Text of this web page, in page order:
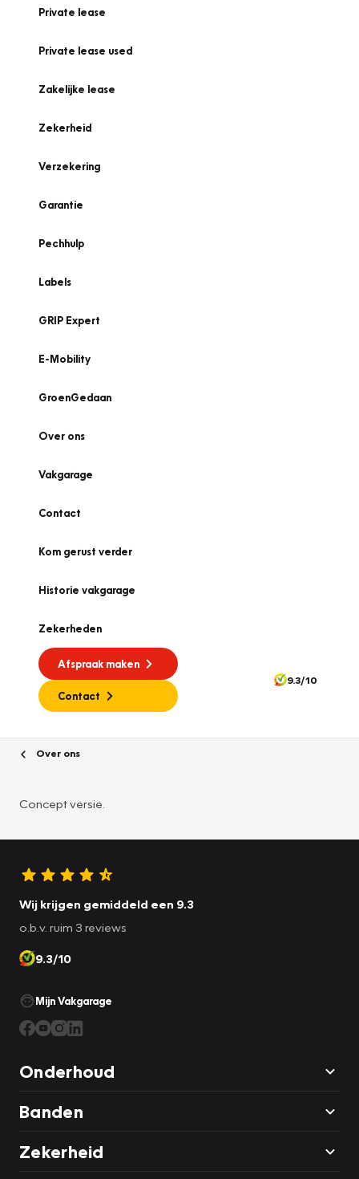
Private lease
Private lease used
Zakelijke lease
Zekerheid
Verzekering
Garantie
Pechhulp
Labels
GRIP Expert
E-Mobility
GroenGedaan
Over ons
Vakgarage
Contact
Kom gerust verder
Historie vakgarage
Zekerheden
Afspraak maken
Contact
9.3/10
Over ons
Concept versie.
Wij krijgen gemiddeld een 9.3
o.b.v. ruim 3 reviews
9.3/10
Mijn Vakgarage
Onderhoud
Banden
Zekerheid